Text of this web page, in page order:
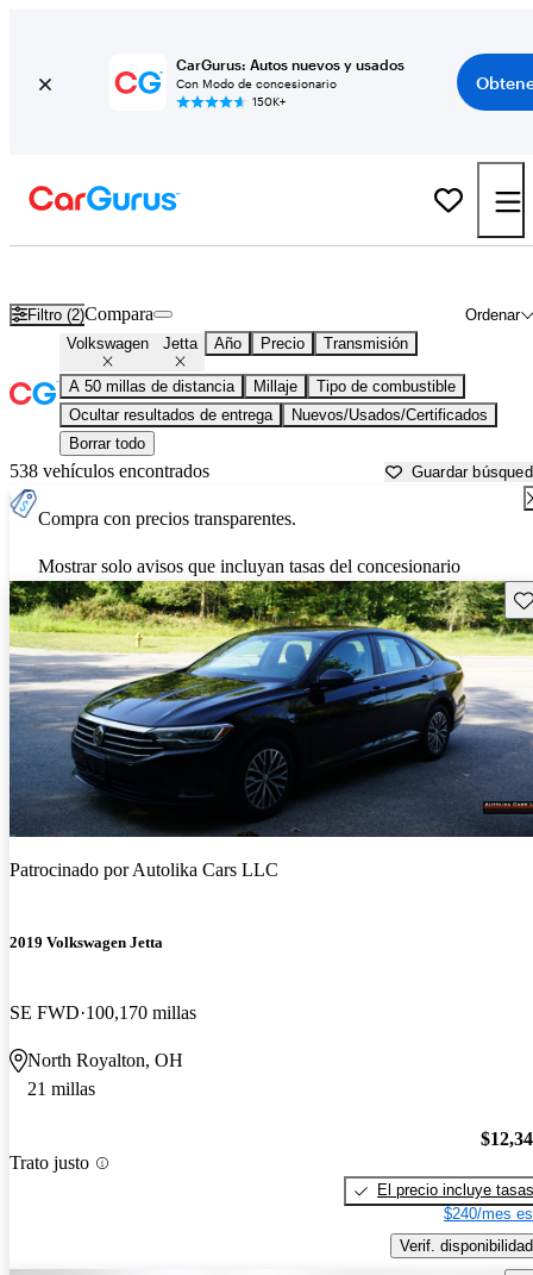
CarGurus: Autos nuevos y usados
Con Modo de concesionario
150K+
Filtro (2) Ordenar
Compara
Volkswagen Jetta Año Precio Transmisión
A 50 millas de distancia Millaje
Tipo de combustible
Ocultar resultados de entrega
Nuevos/Usados/Certificados
Borrar todo
538 vehículos encontrados Guardar
Compra con precios transparentes.
Mostrar solo avisos que incluyan tasas del concesionario
Patrocinado porAutolika Cars LLC
2019 Volkswagen Jetta
SE FWD 100,170 millas
North Royalton, OH
21 millas
Trato justo
El precio incluye tasas
$240/mes
Verif. disponibilidad